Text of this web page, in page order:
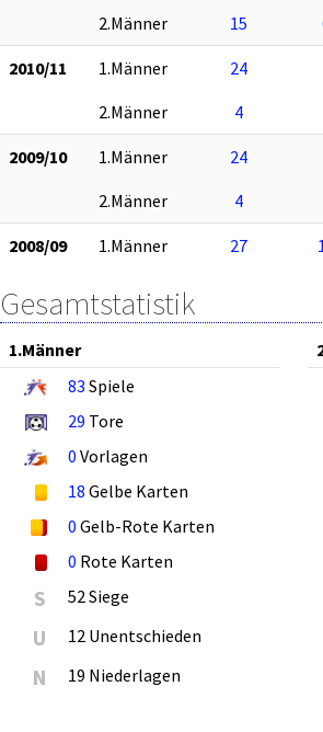
2.Männer
15
2010/11 1.Männer 24
2.Männer
4
2009/10 1.Männer 24
2.Männer
4
2008/09 1.Männer 27
Gesamtstatistik
1.Männer
83 Spiele
29 Tore
0 Vorlagen
18 Gelbe Karten
0 Gelb-Rote Karten
0 Rote Karten
S 52 Siege
U 12 Unentschieden
N 19 Niederlagen